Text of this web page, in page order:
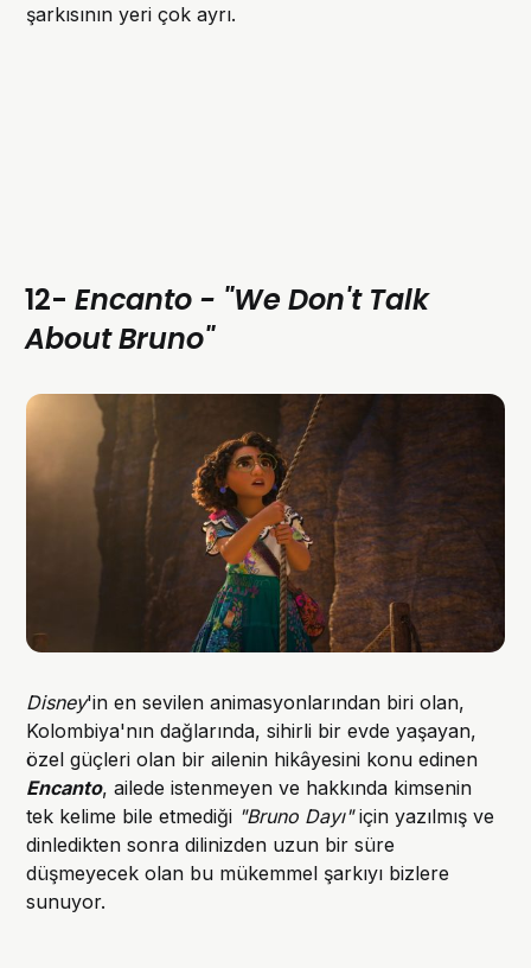
şarkısının yeri çok ayrı.
12-Encanto - "We Don't Talk
About Bruno"
Disney'in en sevilen animasyonlarından biri olan,
Kolombiya'nın dağlarında, sihirli bir evde yaşayan,
özel güçleri olan bir ailenin hikâyesini konu edinen
Encanto, ailede istenmeyen ve hakkında kimsenin
tek kelime bile etmediği "Bruno Dayı"için yazılmış ve
dinledikten sonra dilinizden uzun bir süre
düşmeyecek olan bu mükemmel şarkıyı bizlere
sunuyor.